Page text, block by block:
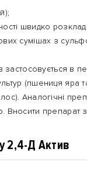
швидко
сумішах з
в
(пшениця яра
Аналогічні
Вносити препарат
2,4-Д Актив